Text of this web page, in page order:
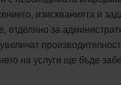
изискванията и
отделяно за
на услуги ще бъде